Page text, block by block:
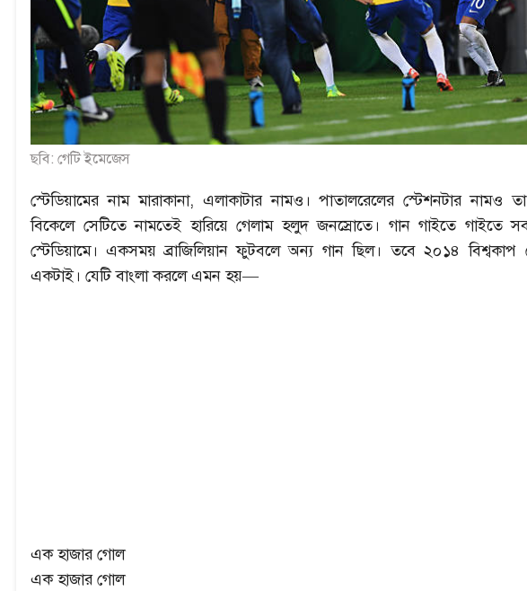
ছবি: গেটি ইমেজেস
স্টেডিয়ামের নাম মারাকানা, এলাকাটার নামও। পাতালরেলের স্টেশনটার নামও
বিকেলে সেটিতে নামতেই হারিয়ে গেলাম হলুদ জনস্রোতে। গান গাইতে গাইতে
স্টেডিয়ামে। একসময় ব্রাজিলিয়ান ফুটবলে অন্য গান ছিল। তবে ২০১৪ বিশ্বকাপ
একটাই। যেটি বাংলা করলে এমন হয়—
এক হাজার গোল
এক হাজার গোল